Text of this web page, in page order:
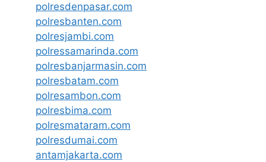
polresdenpasar.com
polresbanten.com
polresjambi.com
polressamarinda.com
polresbanjarmasin.com
polresbatam.com
polresambon.com
polresbima.com
polresmataram.com
polresdumai.com
antamjakarta.com